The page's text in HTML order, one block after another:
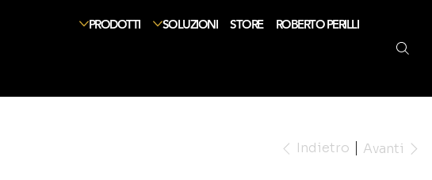
ROBERTO PERILLI
STORE
SOLUZIONI
PRODOTTI
Indietro Avanti